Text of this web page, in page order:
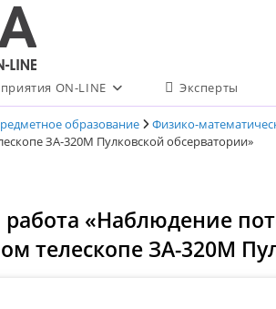
ON-LINE Эксперты
образование Физико-
ЗА-320М Пулковской обсерватории»
работа «Наблюдение
телескопе ЗА-320М